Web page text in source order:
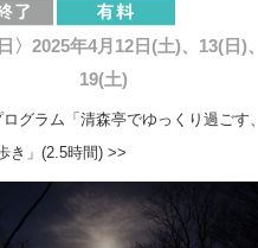
〉2025年4月12日(土)、13(日)、
19(土)
グラム「清森亭でゆっくり過ごす、
き」(2.5時間) >>